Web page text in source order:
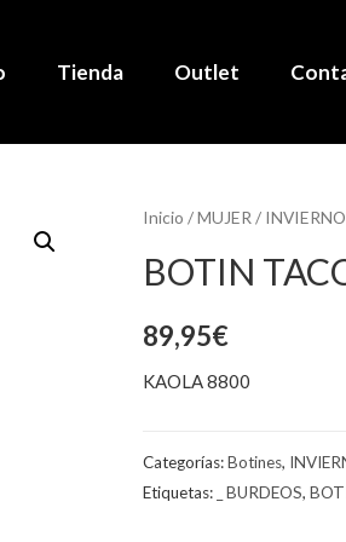
Tienda Outlet
Inicio /MUJER / INVIERNO
BOTIN
89,95€
KAOLA 8800
Categorías:Botines,
Etiquetas:
_ BURDEOS,